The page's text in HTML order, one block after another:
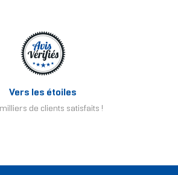
Vers les étoiles
de clients satisfaits !